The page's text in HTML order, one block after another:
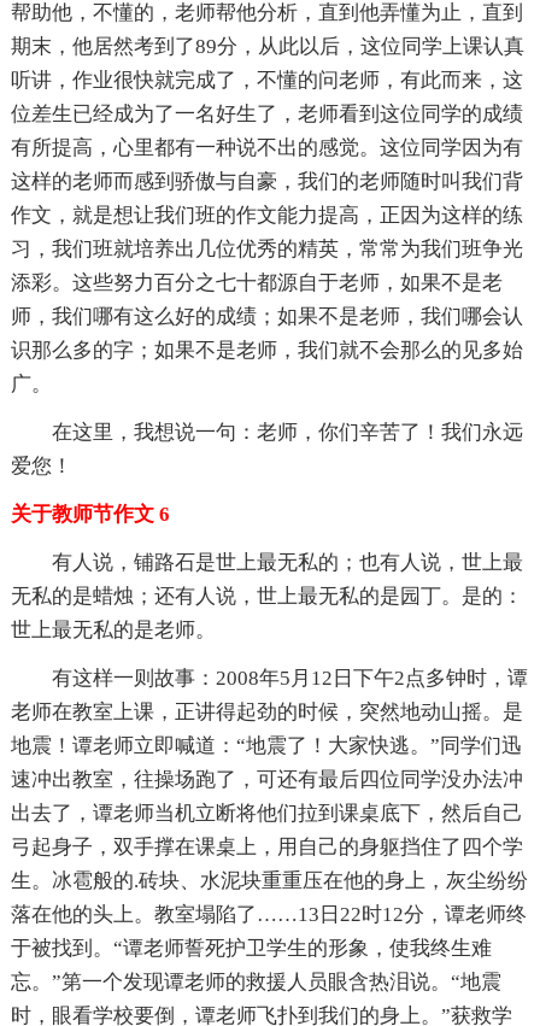
帮助他，不懂的，老师帮他分析，直到他弄懂为止，直到
期末，他居然考到了89分，从此以后，这位同学上课认真
听讲，作业很快就完成了，不懂的问老师，有此而来，这
位差生已经成为了一名好生了，老师看到这位同学的成绩
有所提高，心里都有一种说不出的感觉。这位同学因为有
这样的老师而感到骄傲与自豪，我们的老师随时叫我们背
作文，就是想让我们班的作文能力提高，正因为这样的练
习，我们班就培养出几位优秀的精英，常常为我们班争光
添彩。这些努力百分之七十都源自于老师，如果不是老
师，我们哪有这么好的成绩；如果不是老师，我们哪会认
识那么多的字；如果不是老师，我们就不会那么的见多始
广。
在这里，我想说一句：老师，你们辛苦了！我们永远
爱您！
关于教师节作文 6
有人说，铺路石是世上最无私的；也有人说，世上最
无私的是蜡烛；还有人说，世上最无私的是园丁。是的：
世上最无私的是老师。
有这样一则故事：2008年5月12日下午2点多钟时，谭
老师在教室上课，正讲得起劲的时候，突然地动山摇。是
地震！谭老师立即喊道：“地震了！大家快逃。”同学们迅
速冲出教室，往操场跑了，可还有最后四位同学没办法冲
出去了，谭老师当机立断将他们拉到课桌底下，然后自己
弓起身子，双手撑在课桌上，用自己的身躯挡住了四个学
生。冰雹般的.砖块、水泥块重重压在他的身上，灰尘纷纷
落在他的头上。教室塌陷了……13日22时12分，谭老师终
于被找到。“谭老师誓死护卫学生的形象，使我终生难
忘。”第一个发现谭老师的救援人员眼含热泪说。“地震
时，眼看学校要倒，谭老师飞扑到我们的身上。”获救学